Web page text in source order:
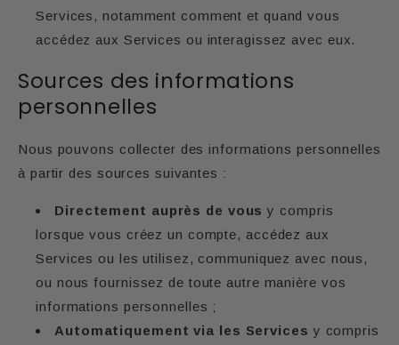
Services, notamment comment et quand vous
accédez aux Services ou interagissez avec eux.
Sources des informations
personnelles
Nous pouvons collecter des informations personnelles
à partir des sources suivantes :
Directement auprès de vous y compris
lorsque vous créez un compte, accédez aux
Services ou les utilisez, communiquez avec nous,
ou nous fournissez de toute autre manière vos
informations personnelles ;
Automatiquement via les Services y compris